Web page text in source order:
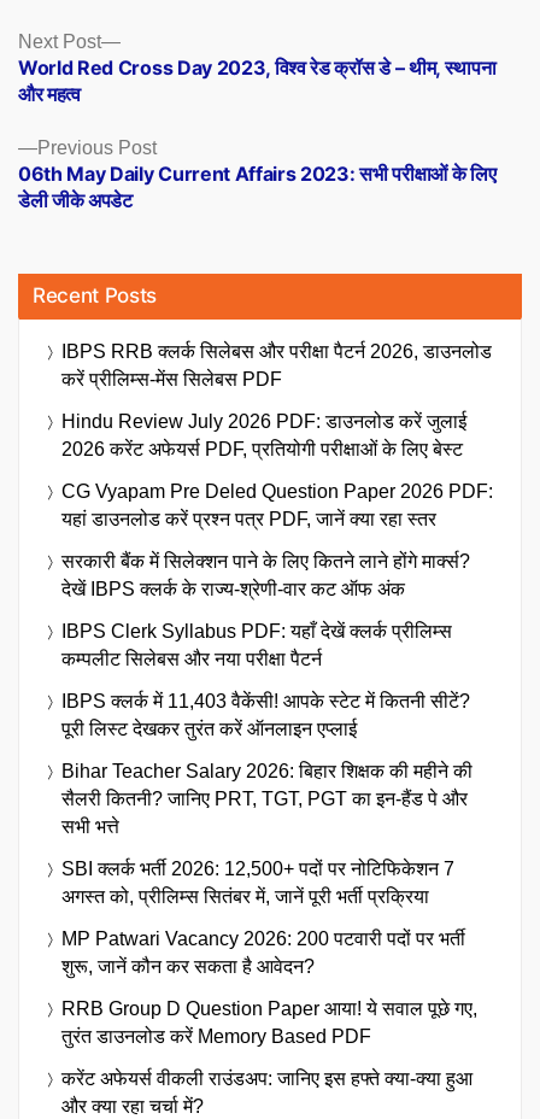
Posts
navigation
Previous PostPrevious
post:
06th May Daily Current Affairs 2023: सभी परीक्षाओं के लिए
डेली जीके अपडेट
Next Post
Next
post:
World Red Cross Day 2023, विश्‍व रेड क्रॉस डे – थीम, स्थापना
और महत्व
Recent Posts
IBPS RRB क्लर्क सिलेबस और परीक्षा पैटर्न 2026, डाउनलोड
करें प्रीलिम्स-मेंस सिलेबस PDF
Hindu Review July 2026 PDF: डाउनलोड करें जुलाई
2026 करेंट अफेयर्स PDF, प्रतियोगी परीक्षाओं के लिए बेस्ट
CG Vyapam Pre Deled Question Paper 2026 PDF:
यहां डाउनलोड करें प्रश्न पत्र PDF, जानें क्या रहा स्तर
सरकारी बैंक में सिलेक्शन पाने के लिए कितने लाने होंगे मार्क्स?
देखें IBPS क्लर्क के राज्य-श्रेणी-वार कट ऑफ अंक
IBPS Clerk Syllabus PDF: यहाँ देखें क्लर्क प्रीलिम्स
कम्पलीट सिलेबस और नया परीक्षा पैटर्न
IBPS क्लर्क में 11,403 वैकेंसी! आपके स्टेट में कितनी सीटें?
पूरी लिस्ट देखकर तुरंत करें ऑनलाइन एप्लाई
Bihar Teacher Salary 2026: बिहार शिक्षक की महीने की
सैलरी कितनी? जानिए PRT, TGT, PGT का इन-हैंड पे और
सभी भत्ते
SBI क्लर्क भर्ती 2026: 12,500+ पदों पर नोटिफिकेशन 7
अगस्त को, प्रीलिम्स सितंबर में, जानें पूरी भर्ती प्रक्रिया
MP Patwari Vacancy 2026: 200 पटवारी पदों पर भर्ती
शुरू, जानें कौन कर सकता है आवेदन?
RRB Group D Question Paper आया! ये सवाल पूछे गए,
तुरंत डाउनलोड करें Memory Based PDF
करेंट अफेयर्स वीकली राउंडअप: जानिए इस हफ्ते क्या-क्या हुआ
और क्या रहा चर्चा में?